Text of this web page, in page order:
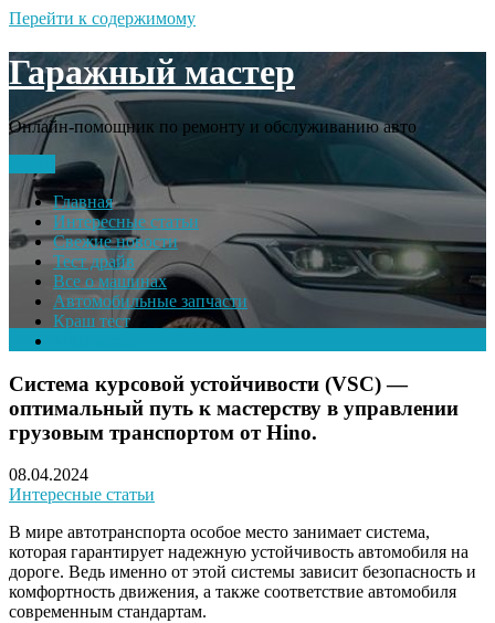
Перейти к содержимому
Гаражный мастер
Онлайн-помощник по ремонту и обслуживанию авто
Главная
Интересные статьи
Свежие новости
Тест драйв
Все о машинах
Автомобильные запчасти
Краш тест
Система курсовой устойчивости (VSC) —
оптимальный путь к мастерству в управлении
грузовым транспортом от Hino.
08.04.2024
Интересные статьи
В мире автотранспорта особое место занимает система,
которая гарантирует надежную устойчивость автомобиля на
дороге. Ведь именно от этой системы зависит безопасность и
комфортность движения, а также соответствие автомобиля
современным стандартам.